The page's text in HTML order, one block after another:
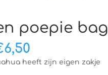
poepie bag
6,50Huidige
prijs
heeft zijn eigen zakje